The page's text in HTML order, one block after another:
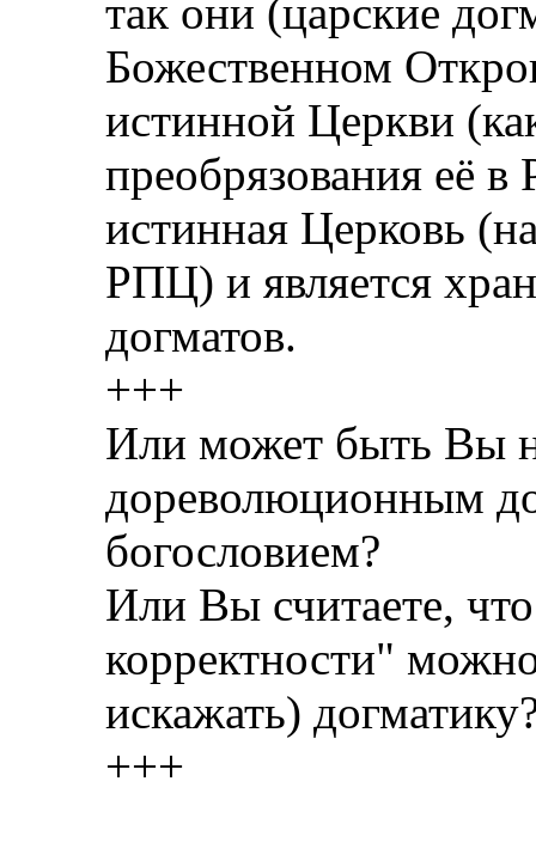
так они (царские
Божественном
истинной Церкви
преобрязования
истинная Церковь
РПЦ) и является
догматов.
+++
Или может быть Вы
дореволюционным
богословием?
Или Вы считаете,
корректности"
искажать)
+++